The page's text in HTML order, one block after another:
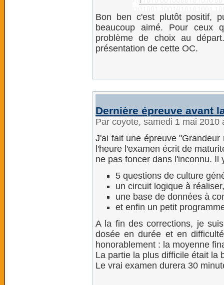
Bon ben c'est plutôt positif,
beaucoup aimé. Pour ceux
problème de choix au
présentation de cette OC.
Dernière épreuve avant
Par coyote, samedi 1 mai 2010
J'ai fait une épreuve
l'heure l'examen écrit de
ne pas foncer dans l'inconnu. Il
5 questions de culture
un circuit logique à réaliser,
une base de données à
et enfin un petit
A la fin des corrections, je
dosée en durée et en
honorablement : la moyenne
La partie la plus difficile était la
Le vrai examen durera 30